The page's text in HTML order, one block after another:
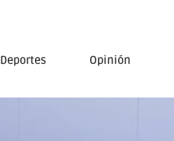
Deportes Opinión